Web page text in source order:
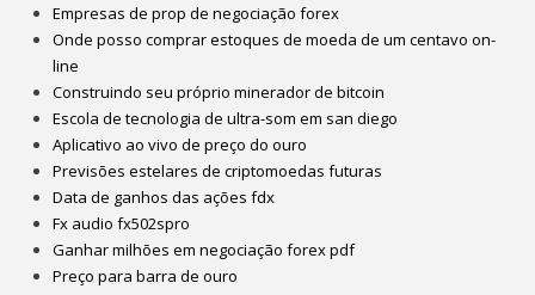
Empresas de prop de negociação forex
Onde posso comprar estoques de moeda de um centavo on-
line
Construindo seu próprio minerador de bitcoin
Escola de tecnologia de ultra-som em san diego
Aplicativo ao vivo de preço do ouro
Previsões estelares de criptomoedas futuras
Data de ganhos das ações fdx
Fx audio fx502spro
Ganhar milhões em negociação forex pdf
Preço para barra de ouro